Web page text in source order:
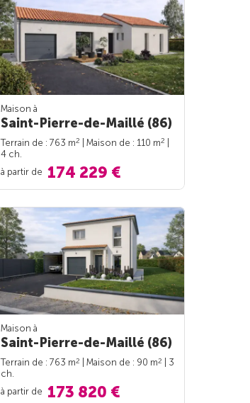
Maison à
Saint-Pierre-de-Maillé (86)
Terrain de : 763 m2 | Maison de : 110 m2
4 ch.
à partir de 174 229 €
Maison à
Saint-Pierre-de-Maillé (86)
Terrain de : 763 m2 | Maison de : 90 m2
| 3
ch.
à partir de 173 820 €